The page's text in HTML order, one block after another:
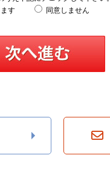
す
同意しません